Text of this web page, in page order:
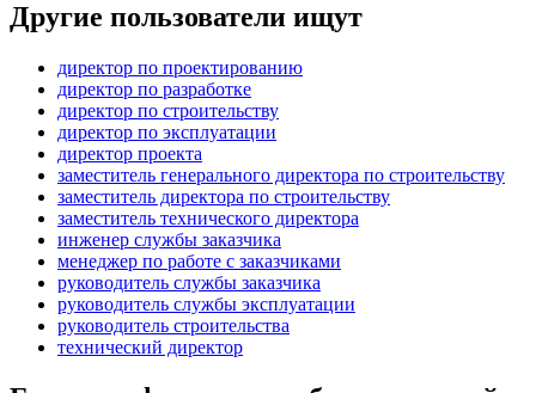
Другие пользователи ищут
директор по проектированию
директор по разработке
директор по строительству
директор по эксплуатации
директор проекта
заместитель генерального директора по строительству
заместитель директора по строительству
заместитель технического директора
инженер службы заказчика
менеджер по работе с заказчиками
руководитель службы заказчика
руководитель службы эксплуатации
руководитель строительства
технический директор